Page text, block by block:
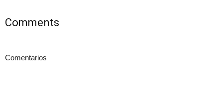
Comments
Comentarios